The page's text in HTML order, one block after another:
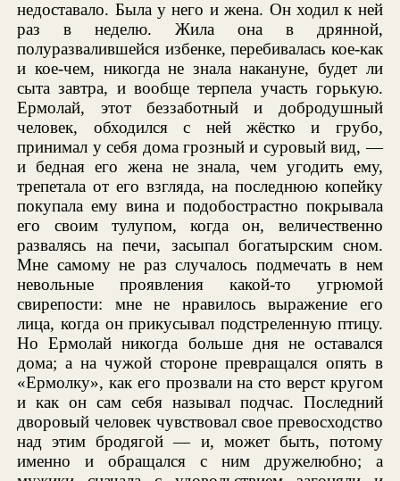
недоставало. Была у него и жена. Он ходил к ней
раз в неделю. Жила она в дрянной,
полуразвалившейся избенке, перебивалась кое-как
и кое-чем, никогда не знала накануне, будет ли
сыта завтра, и вообще терпела участь горькую.
Ермолай, этот беззаботный и добродушный
человек, обходился с ней жёстко и грубо,
принимал у себя дома грозный и суровый вид, —
и бедная его жена не знала, чем угодить ему,
трепетала от его взгляда, на последнюю копейку
покупала ему вина и подобострастно покрывала
его своим тулупом, когда он, величественно
развалясь на печи, засыпал богатырским сном.
Мне самому не раз случалось подмечать в нем
невольные проявления какой-то угрюмой
свирепости: мне не нравилось выражение его
лица, когда он прикусывал подстреленную птицу.
Но Ермолай никогда больше дня не оставался
дома; а на чужой стороне превращался опять в
«Ермолку», как его прозвали на сто верст кругом
и как он сам себя называл подчас. Последний
дворовый человек чувствовал свое превосходство
над этим бродягой — и, может быть, потому
именно и обращался с ним дружелюбно; а